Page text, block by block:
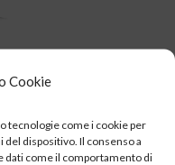
Cookie
tecnologie come i cookie per
dispositivo. Il consenso a
dati come il comportamento di